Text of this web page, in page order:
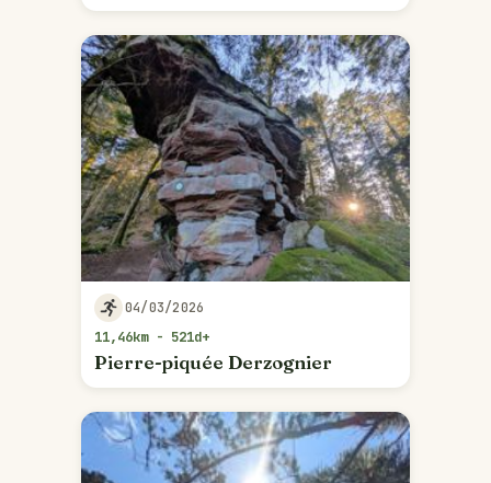
04/03/2026
11,46km - 521d+
Pierre-piquée Derzognier